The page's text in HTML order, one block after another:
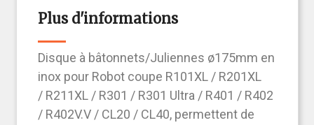
Plus d'informations
Disque à bâtonnets/Juliennes ø175mm en
inox pour Robot coupe R101XL / R201XL
/ R211XL / R301 / R301 Ultra / R401 / R402
/ R402V.V / CL20 / CL40, permettent de